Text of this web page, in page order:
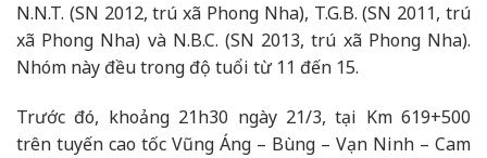
N.N.T. (SN 2012, trú xã Phong Nha), T.G.B. (SN 2011, trú
xã Phong Nha) và N.B.C. (SN 2013, trú xã Phong Nha).
Nhóm này đều trong độ tuổi từ 11 đến 15.
Trước đó, khoảng 21h30 ngày 21/3, tại Km 619+500
trên tuyến cao tốc Vũng Áng – Bùng – Vạn Ninh – Cam